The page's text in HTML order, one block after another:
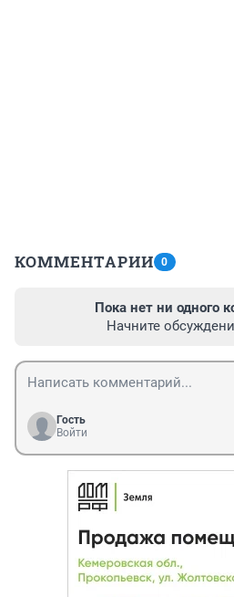
КОММЕНТАРИИ 0
Пока нет ни одного
Начните
Гость
Войти